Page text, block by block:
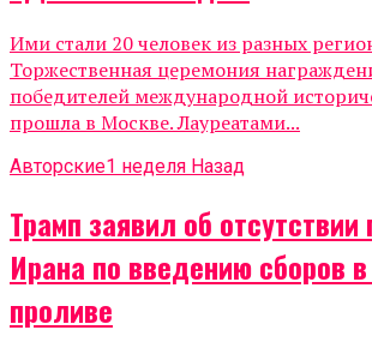
Ими стали 20 человек из разных
Торжественная церемония
победителей международной
прошла в Москве. Лауреатами...
Авторские1 неделя Назад
Трамп заявил об отсутствии
Ирана по введению сборов
проливе